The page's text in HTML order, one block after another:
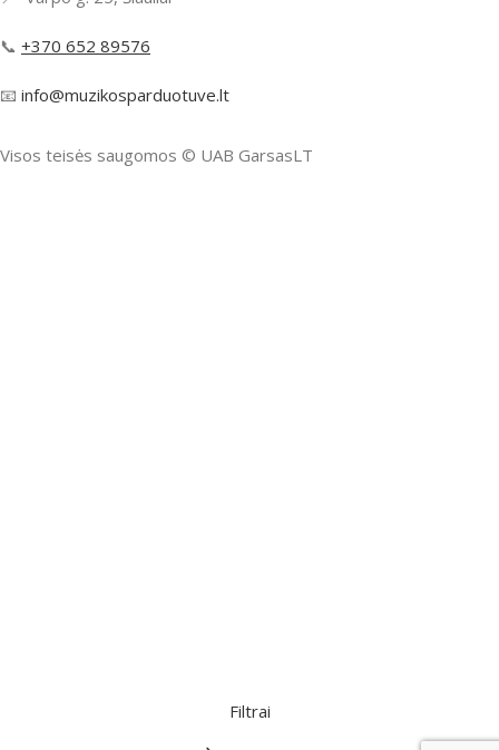
📞 +370 652 89576
📧 info@muzikosparduotuve.lt
Visos teisės saugomos ©️ UAB GarsasLT
Filtrai